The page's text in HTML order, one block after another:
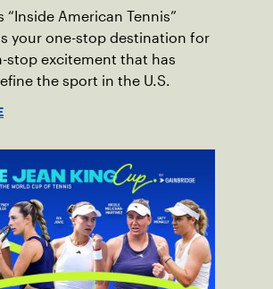
“Inside American Tennis”
your one-stop destination for
stop excitement that has
the sport in the U.S.